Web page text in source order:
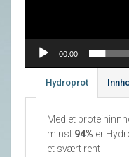
00:00
Hydroprot
Med et
minst 94% er
et svært rent